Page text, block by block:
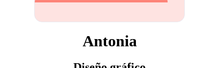
Antonia